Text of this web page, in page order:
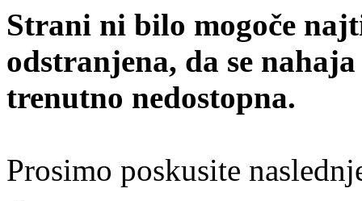
Strani ni bilo mogoče
odstranjena, da se
trenutno nedostopna.
Prosimo poskusite